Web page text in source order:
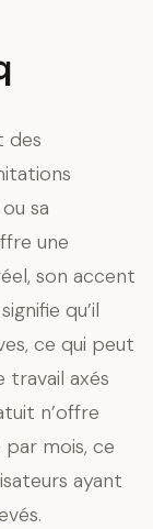
des
sa
une
son accent
qu’il
ce qui peut
travail axés
n’offre
mois, ce
ayant